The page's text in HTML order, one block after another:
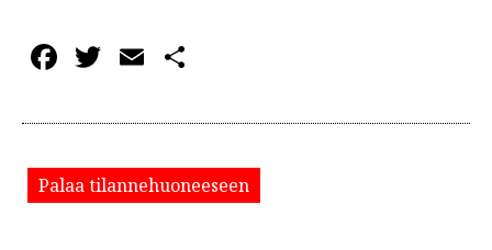
Facebook
Twitter
Email
Palaa tilannehuoneeseen